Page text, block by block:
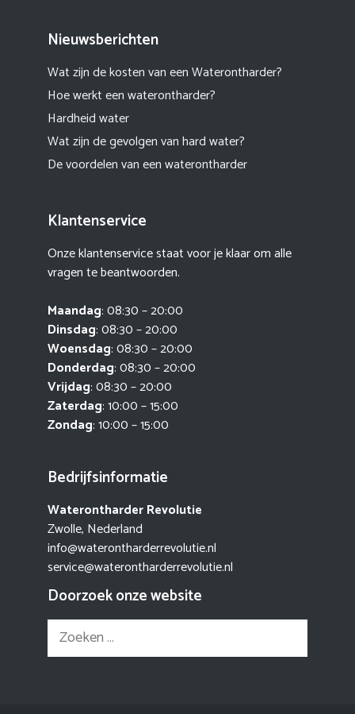
Nieuwsberichten
Wat zijn de kosten van een Waterontharder?
Hoe werkt een waterontharder?
Hardheid water
Wat zijn de gevolgen van hard water?
De voordelen van een waterontharder
Klantenservice
Onze klantenservice staat voor je klaar om alle
vragen te beantwoorden.
Maandag: 08:30 – 20:00
Dinsdag: 08:30 – 20:00
Woensdag: 08:30 – 20:00
Donderdag: 08:30 – 20:00
Vrijdag: 08:30 – 20:00
Zaterdag: 10:00 – 15:00
Zondag: 10:00 – 15:00
Bedrijfsinformatie
Waterontharder Revolutie
Zwolle, Nederland
info@waterontharderrevolutie.nl
service@waterontharderrevolutie.nl
Doorzoek onze website
Zoek
naar: